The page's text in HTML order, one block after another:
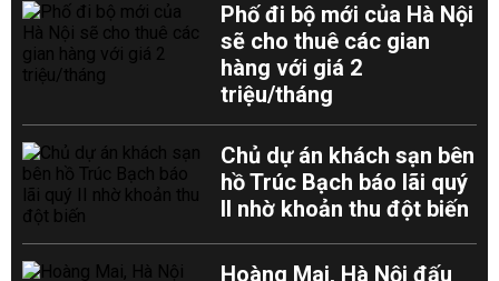
Phố đi bộ mới của Hà Nội
sẽ cho thuê các gian
hàng với giá 2
triệu/tháng
Chủ dự án khách sạn bên
hồ Trúc Bạch báo lãi quý
II nhờ khoản thu đột biến
Hoàng Mai, Hà Nội đấu